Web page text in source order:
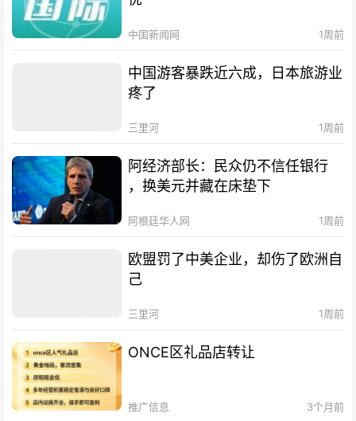
中国新闻网 1周前
中国游客暴跌近六成，日本旅游业
疼了
三里河 1周前
阿经济部长：民众仍不信任银行
，换美元并藏在床垫下
阿根廷华人网 1周前
欧盟罚了中美企业，却伤了欧洲自
己
三里河 1周前
ONCE区礼品店转让
推广信息 3个月前